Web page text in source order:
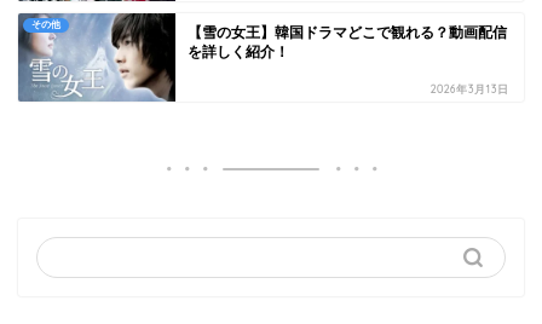
その他
【雪の女王】韓国ドラマどこで観れる？動画配信
を詳しく紹介！
2026年3月13日